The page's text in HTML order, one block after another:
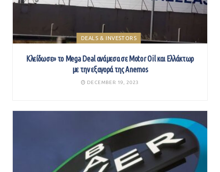
DEALS & INVESTORS
Κλείδωσε» το Mega Deal ανάμεσα σε Motor Oil και Ελλάκτωρ
με την εξαγορά της Anemos
DECEMBER 19, 2023